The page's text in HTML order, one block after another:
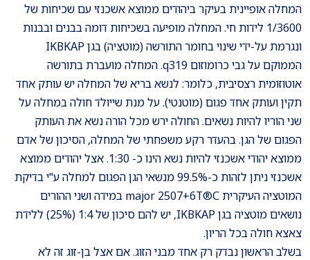
המחלה אופיינית בעיקר ביהודים ממוצא אשכנזי עם שכיחות של
1/3600 לידות חי. המחלה מופיעה בשכיחות דומה בבנים ובבנות
ונגרמת על-ידי שינוי בחומר התורשה (מוטציה) בגן IKBKAP
הממוקם על גבי כרומוזום q319. המחלה מועברת בתורשה
אוטוזומית רצסיבית, כלומר: לנשא בריא של המחלה יש עותק אחד
תקין ועותק אחד פגום (מוטנטי). על מנת שייולד חולה במחלה על
שני הוריו להיות נשאים. החולה ירש מכל הורה נשא את העותק
הפגום של הגן. בהעדר רקע משפחתי של המחלה, הסיכון של אדם
ממוצא יהודי אשכנזי להיות נשא הינו כ- 1:30. אצל יהודים ממוצא
אשכנזי ניתן לזהות כ-99.5% מנשאי הגן הפגום למחלה ע"י בדיקת
המוטציה העיקרית major 2507+6T®C במידה ושני ההורים
נושאים מוטציה בגן IKBKAP, יש להם סיכון של 1:4 (25%) ללידת
צאצא חולה בכל הריון.
בשלב הראשון נבדק רק אחד מבני הזוג. אם אצל בן-זוג זה לא